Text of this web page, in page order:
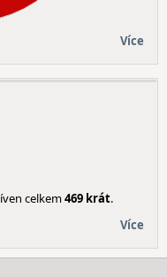
Více
celkem469 krát.
Více